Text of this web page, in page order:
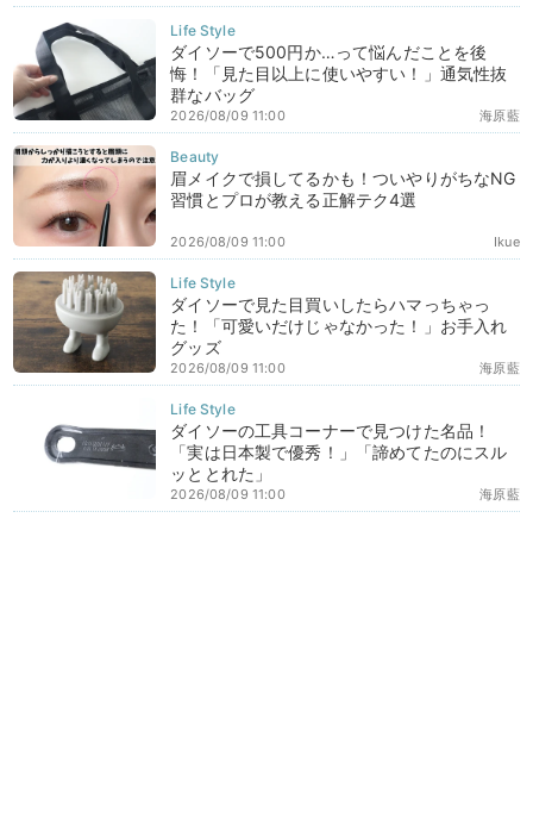
ダイソーで500円か…って悩んだことを後
悔！「見た目以上に使いやすい！」通気性抜
群なバッグ
海原藍
2026/08/09 11:00
眉メイクで損してるかも！ついやりがちなNG
習慣とプロが教える正解テク4選
Ikue
2026/08/09 11:00
ダイソーで見た目買いしたらハマっちゃっ
た！「可愛いだけじゃなかった！」お手入れ
グッズ
海原藍
2026/08/09 11:00
ダイソーの工具コーナーで見つけた名品！
「実は日本製で優秀！」「諦めてたのにスル
ッととれた」
海原藍
2026/08/09 11:00